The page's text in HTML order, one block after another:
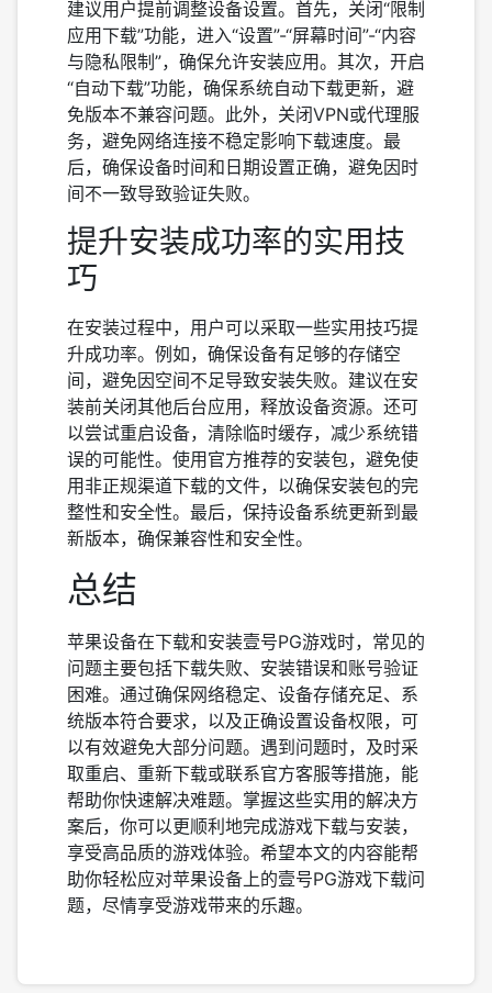
建议用户提前调整设备设置。首先，关闭“限制
应用下载”功能，进入“设置”-“屏幕时间”-“内容
与隐私限制”，确保允许安装应用。其次，开启
“自动下载”功能，确保系统自动下载更新，避
免版本不兼容问题。此外，关闭VPN或代理服
务，避免网络连接不稳定影响下载速度。最
后，确保设备时间和日期设置正确，避免因时
间不一致导致验证失败。
提升安装成功率的实用技
巧
在安装过程中，用户可以采取一些实用技巧提
升成功率。例如，确保设备有足够的存储空
间，避免因空间不足导致安装失败。建议在安
装前关闭其他后台应用，释放设备资源。还可
以尝试重启设备，清除临时缓存，减少系统错
误的可能性。使用官方推荐的安装包，避免使
用非正规渠道下载的文件，以确保安装包的完
整性和安全性。最后，保持设备系统更新到最
新版本，确保兼容性和安全性。
总结
苹果设备在下载和安装壹号PG游戏时，常见的
问题主要包括下载失败、安装错误和账号验证
困难。通过确保网络稳定、设备存储充足、系
统版本符合要求，以及正确设置设备权限，可
以有效避免大部分问题。遇到问题时，及时采
取重启、重新下载或联系官方客服等措施，能
帮助你快速解决难题。掌握这些实用的解决方
案后，你可以更顺利地完成游戏下载与安装，
享受高品质的游戏体验。希望本文的内容能帮
助你轻松应对苹果设备上的壹号PG游戏下载问
题，尽情享受游戏带来的乐趣。